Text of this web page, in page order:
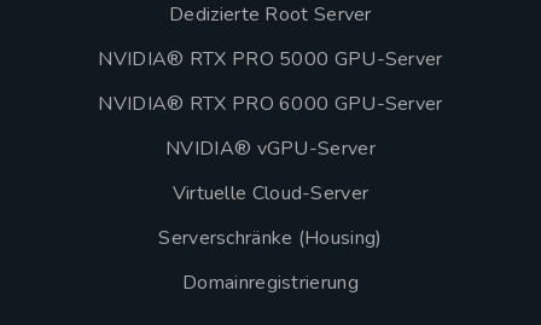
Dedizierte Root Server
NVIDIA® RTX PRO 5000 GPU-Server
NVIDIA® RTX PRO 6000 GPU-Server
NVIDIA® vGPU-Server
Virtuelle Cloud-Server
Serverschränke (Housing)
Domainregistrierung